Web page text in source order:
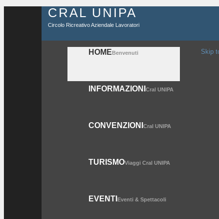
CRAL UNIPA
Circolo Ricreativo Aziendale Lavoratori
HOMEBenvenuti
INFORMAZIONICral UNIPA
CONVENZIONICral UNIPA
TURISMOViaggi Cral UNIPA
EVENTIEventi & Spettacoli
Skip